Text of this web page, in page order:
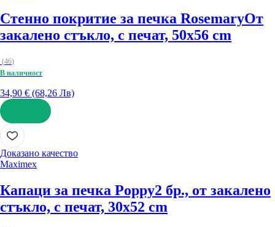
Стенно покритие за печка RosemaryОт
закалено стъкло, с печат, 50x56 cm
(46)
В наличност
34,90 € (68,26 Лв)
ДОБАВИ
Доказано качество
Maximex
Капаци за печка Poppy2 бр., от закалено
стъкло, с печат, 30x52 cm